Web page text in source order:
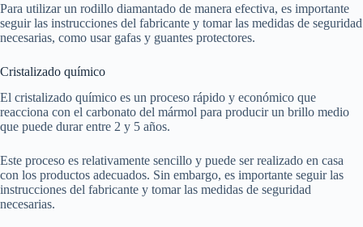
Para utilizar un rodillo diamantado de manera efectiva, es importante
seguir las instrucciones del fabricante y tomar las medidas de seguridad
necesarias, como usar gafas y guantes protectores.
Cristalizado químico
El cristalizado químico es un proceso rápido y económico que
reacciona con el carbonato del mármol para producir un brillo medio
que puede durar entre 2 y 5 años.
Este proceso es relativamente sencillo y puede ser realizado en casa
con los productos adecuados. Sin embargo, es importante seguir las
instrucciones del fabricante y tomar las medidas de seguridad
necesarias.